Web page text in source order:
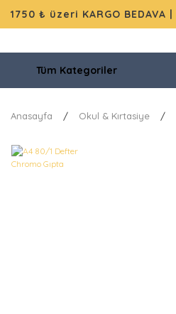
1750 ₺ üzeri KARGO BEDAVA |
Tüm Kategoriler
Anasayfa Okul & Kırtasiye